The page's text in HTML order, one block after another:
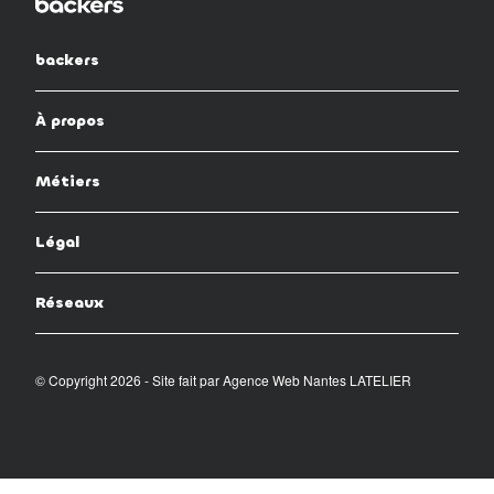
backers
À propos
Métiers
Légal
Réseaux
© Copyright 2026 - Site fait parAgence Web Nantes LATELIER